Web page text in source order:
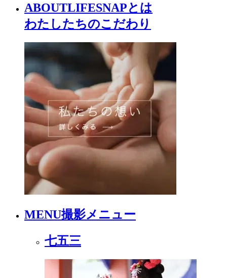
ABOUTLIFESNAPとは
わたしたちのこだわり
MENU撮影メニュー
七五三